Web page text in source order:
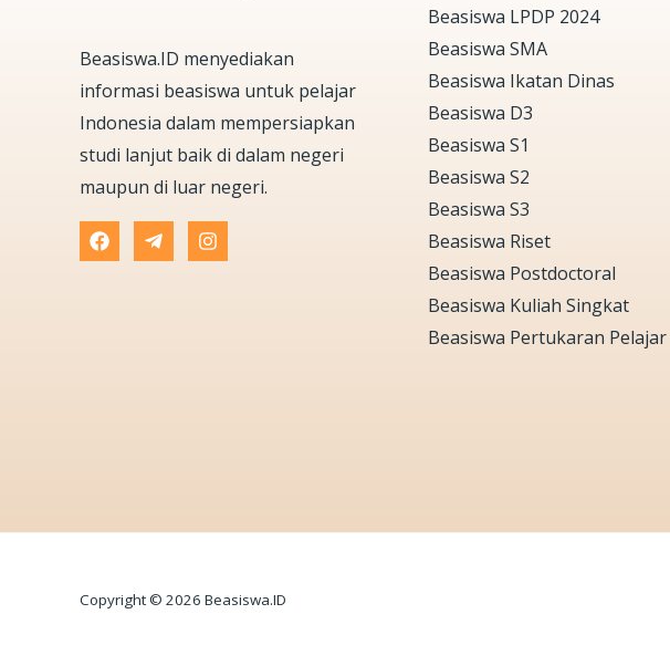
Beasiswa.ID menyediakan
informasi beasiswa untuk pelajar
Indonesia dalam mempersiapkan
studi lanjut baik di dalam negeri
maupun di luar negeri.
Beasiswa LPDP 2024
Beasiswa SMA
Beasiswa Ikatan Dinas
Beasiswa D3
Beasiswa S1
Beasiswa S2
Beasiswa S3
Beasiswa Riset
Beasiswa Postdoctoral
Beasiswa Kuliah Singkat
Beasiswa Pertukaran Pelajar
Copyright © 2026 Beasiswa.ID